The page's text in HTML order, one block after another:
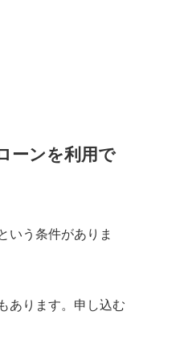
ーンを利用で
いう条件がありま
あります。申し込む